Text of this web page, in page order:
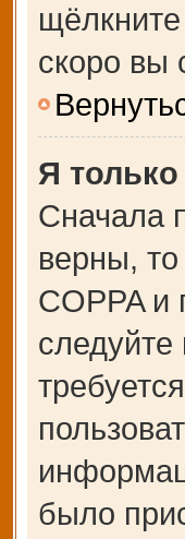
скоро вы
Я
Сначала
верны,
COPPA и
было